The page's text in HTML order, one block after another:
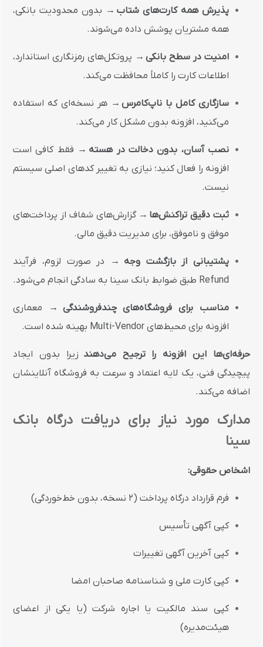
پذیرش همه کارت‌های شتاب → بدون محدودیت بانکی،
همه مشتریان پوشش داده می‌شوند.
امنیت در سطح بانکی → پروتکل‌های رمزنگاری استاندارد،
اطلاعات کارت را کاملاً محافظت می‌کند.
سازگاری کامل با ناپ‌کامرس→ هر نسخه‌ای که استفاده
می‌کنید، افزونه بدون مشکل کار می‌کند.
نصب آسان، بدون دخالت در هسته → فقط کافی است
افزونه را فعال کنید؛ نیازی به تغییر کدهای اصلی سیستم
نیست.
ثبت دقیق تراکنش‌ها → گزارش‌های شفاف از پرداخت‌های
موفق و ناموفق، برای مدیریت دقیق مالی.
پشتیبانی از بازگشت وجه → در صورت لزوم، فرآیند
Refund طبق ضوابط بانک سینا به سادگی انجام می‌شود.
مناسب برای فروشگاه‌های چندفروشندگی → معماری
افزونه برای محیط‌های Multi-Vendor بهینه شده است.
حرفه‌ای‌ها این افزونه را ترجیح می‌دهند زیرا بدون ایجاد
پیچیدگی فنی، یک لایه اعتماد و سرعت به فروشگاه آنلاینشان
اضافه می‌کند.
مدارک مورد نیاز برای دریافت درگاه بانک
سینا
اشخاص حقوقی:
فرم قرارداد درگاه پرداخت (۲ نسخه، بدون خط‌خوردگی)
کپی آگهی تأسیس
کپی آخرین آگهی تغییرات
کپی کارت ملی و شناسنامه صاحبان امضا
کپی سند مالکیت یا اجاره شرکت (یا یکی از اعضای
هیئت‌مدیره)